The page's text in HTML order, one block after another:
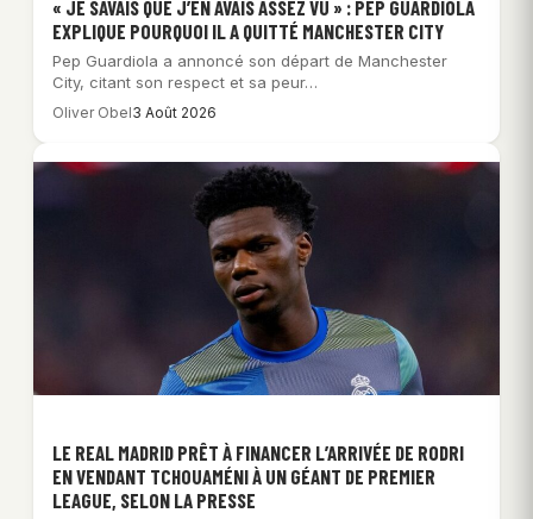
« JE SAVAIS QUE J’EN AVAIS ASSEZ VU » : PEP GUARDIOLA
EXPLIQUE POURQUOI IL A QUITTÉ MANCHESTER CITY
Pep Guardiola a annoncé son départ de Manchester
City, citant son respect et sa peur…
Oliver Obel3 Août 2026
LE REAL MADRID PRÊT À FINANCER L’ARRIVÉE DE RODRI
EN VENDANT TCHOUAMÉNI À UN GÉANT DE PREMIER
LEAGUE, SELON LA PRESSE